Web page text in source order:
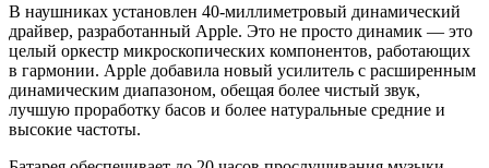
В наушниках установлен 40-миллиметровый динамический
драйвер, разработанный Apple. Это не просто динамик — это
целый оркестр микроскопических компонентов, работающих
в гармонии. Apple добавила новый усилитель с расширенным
динамическим диапазоном, обещая более чистый звук,
лучшую проработку басов и более натуральные средние и
высокие частоты.